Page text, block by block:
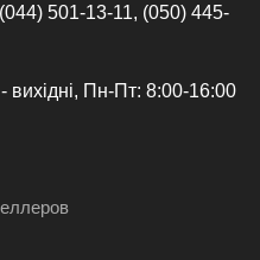
501-13-11, (050) 445-
вихідні, Пн-Пт: 8:00-16:00